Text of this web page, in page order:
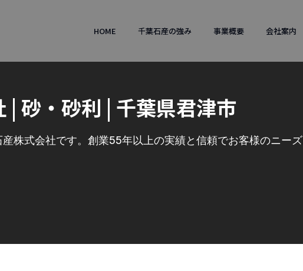
HOME 千葉石産の強み 事業概要 会社案内
| 砂・砂利 | 千葉県君津市
株式会社です。創業55年以上の実績と信頼でお客様のニーズ